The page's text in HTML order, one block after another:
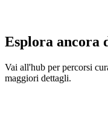
Esplora ancora
Vai all'hub per percorsi
maggiori dettagli.